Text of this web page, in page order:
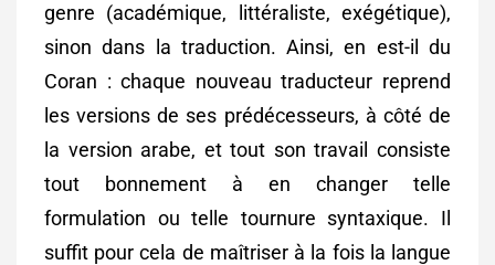
genre (académique, littéraliste, exégétique),
sinon dans la traduction. Ainsi, en est-il du
Coran : chaque nouveau traducteur reprend
les versions de ses prédécesseurs, à côté de
la version arabe, et tout son travail consiste
tout bonnement à en changer telle
formulation ou telle tournure syntaxique. Il
suffit pour cela de maîtriser à la fois la langue